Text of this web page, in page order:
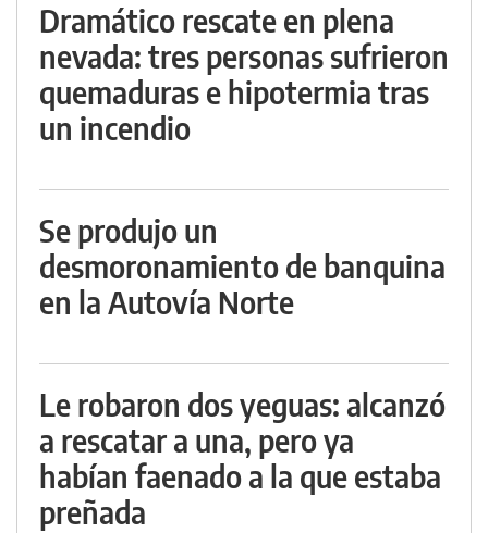
Dramático rescate en plena
nevada: tres personas sufrieron
quemaduras e hipotermia tras
un incendio
Se produjo un
desmoronamiento de banquina
en la Autovía Norte
Le robaron dos yeguas: alcanzó
a rescatar a una, pero ya
habían faenado a la que estaba
preñada